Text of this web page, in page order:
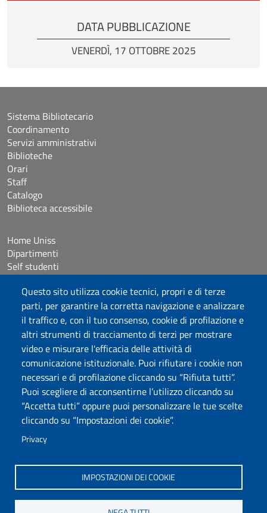
Questo sito utilizza cookie tecnici, propri e di terze
parti, per garantire la corretta navigazione e analizzare
il traffico e, con il tuo consenso, cookie di profilazione e
altri strumenti di tracciamento di terzi per mostrare
video e misurare l'efficacia delle attività di
comunicazione istituzionale. Puoi rifiutare i cookie non
necessari e di profilazione cliccando su “Rifiuta tutti”.
Puoi scegliere di acconsentirne l’utilizzo cliccando su
“Accetta tutti” oppure puoi personalizzare le tue scelte
cliccando su “Impostazioni dei cookie”.
Privacy
IMPOSTAZIONI DEI COOKIE
DATA PUBBLICAZIONE
VENERDÌ, 17 OTTOBRE 2025
Università degli Studi di Sassari
Piazza Università 21, Sassari
Tel.: 800 882994 (Orientamento studenti)
RETTORE:rettore@uniss.it
PEC:protocollo@pec.uniss.it
URP:urp@uniss.it
P.I. 00196350904 –pagoPA®
Sistema Bibliotecario
Coordinamento
Servizi amministrativi
Biblioteche
Orari
Staff
Catalogo
Biblioteca accessibile
Home Uniss
Dipartimenti
Self studenti
Studenti con disabilità e DSA
Crediti icone
HELPDESK: sba@uniss.it
PEC SBA: sba@pec.uniss.it
WEB SBA: websba@uniss.it